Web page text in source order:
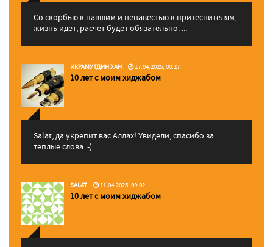
Со скорбью к павшим и ненавестью к притеснителям,
жизнь идет, расчет будет обязательно. ...
ИКРАМУТДИН ХАН 17.04.2025, 00:27
10 лет с моим хиджабом
Salat, да укрепит вас Аллаx! Увидели, спасибо за
теплые слова :-)...
SALAT 11.04.2025, 09:02
10 лет с моим хиджабом